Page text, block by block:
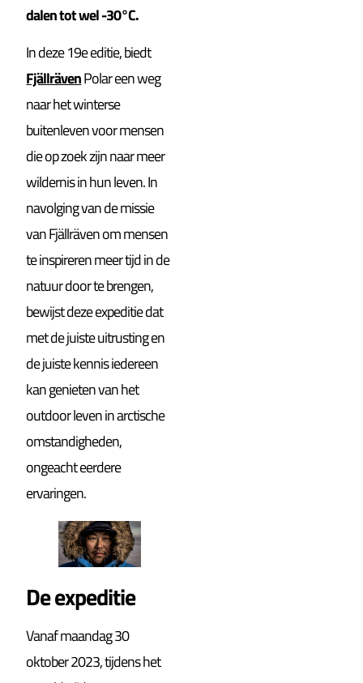
dalen tot wel -30°C.
In deze 19e editie, biedt
FjällrävenPolar een weg
naar het winterse
buitenleven voor mensen
die op zoek zijn naar meer
wildernis in hun leven. In
navolging van de missie
van Fjällräven om mensen
te inspireren meer tijd in de
natuur door te brengen,
bewijst deze expeditie dat
met de juiste uitrusting en
de juiste kennis iedereen
kan genieten van het
outdoor leven in arctische
omstandigheden,
ongeacht eerdere
ervaringen.
De expeditie
Vanaf maandag 30
oktober 2023, tijdens het